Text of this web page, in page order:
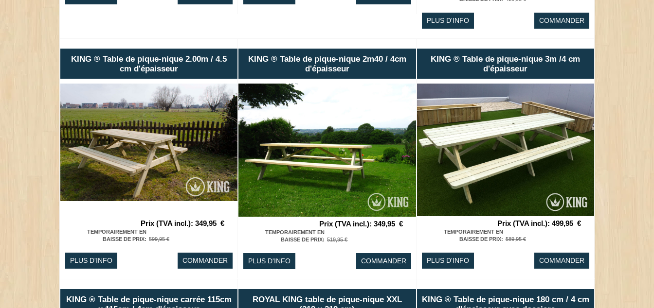
PLUS D'INFO COMMANDER
KING ® Table de pique-nique 2.00m / 4.5
cm d'épaisseur
Prix (TVA incl.):349,95 €
TEMPORAIREMENT EN
BAISSE DE PRIX: 599,95 €
PLUS D'INFO COMMANDER
KING ® Table de pique-nique 2m40 / 4cm
d'épaisseur
Prix (TVA incl.): 349,95 €
TEMPORAIREMENT EN
BAISSE DE PRIX: 519,95 €
PLUS D'INFO COMMANDER
KING ® Table de pique-nique 3m /4 cm
d'épaisseur
Prix (TVA incl.): 499,95 €
TEMPORAIREMENT EN
BAISSE DE PRIX: 589,95 €
PLUS D'INFO COMMANDER
KING ® Table de pique-nique carrée 115cm
ROYAL KING table de pique-nique XXL
KING ® Table de pique-nique 180 cm / 4 cm